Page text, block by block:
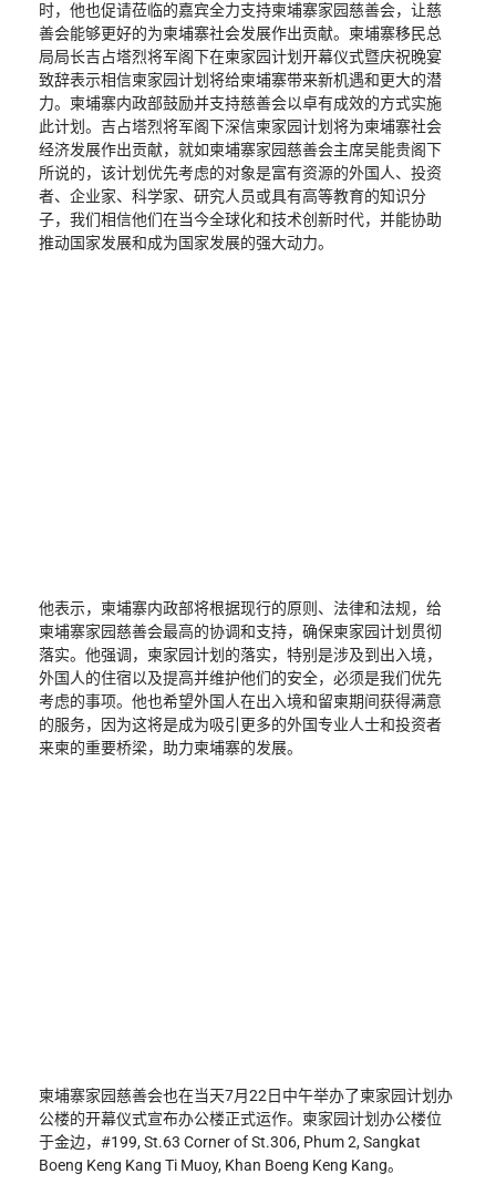
时，他也促请莅临的嘉宾全力支持柬埔寨家园慈善会，让慈
善会能够更好的为柬埔寨社会发展作出贡献。柬埔寨移民总
局局长吉占塔烈将军阁下在柬家园计划开幕仪式暨庆祝晚宴
致辞表示相信柬家园计划将给柬埔寨带来新机遇和更大的潜
力。柬埔寨内政部鼓励并支持慈善会以卓有成效的方式实施
此计划。吉占塔烈将军阁下深信柬家园计划将为柬埔寨社会
经济发展作出贡献，就如柬埔寨家园慈善会主席吴能贵阁下
所说的，该计划优先考虑的对象是富有资源的外国人、投资
者、企业家、科学家、研究人员或具有高等教育的知识分
子，我们相信他们在当今全球化和技术创新时代，并能协助
推动国家发展和成为国家发展的强大动力。
他表示，柬埔寨内政部将根据现行的原则、法律和法规，给
柬埔寨家园慈善会最高的协调和支持，确保柬家园计划贯彻
落实。他强调，柬家园计划的落实，特别是涉及到出入境，
外国人的住宿以及提高并维护他们的安全，必须是我们优先
考虑的事项。他也希望外国人在出入境和留柬期间获得满意
的服务，因为这将是成为吸引更多的外国专业人士和投资者
来柬的重要桥梁，助力柬埔寨的发展。
柬埔寨家园慈善会也在当天7月22日中午举办了柬家园计划办
公楼的开幕仪式宣布办公楼正式运作。柬家园计划办公楼位
于金边，#199, St.63 Corner of St.306, Phum 2, Sangkat
Boeng Keng Kang Ti Muoy, Khan Boeng Keng Kang。